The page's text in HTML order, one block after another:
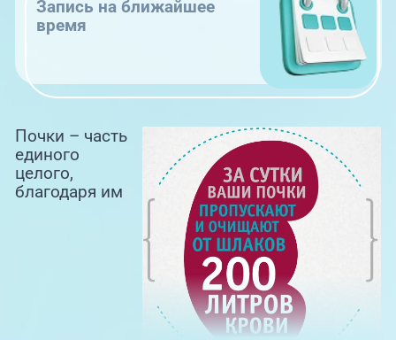
Запись на ближайшее
время
Почки – часть
единого
целого,
благодаря им